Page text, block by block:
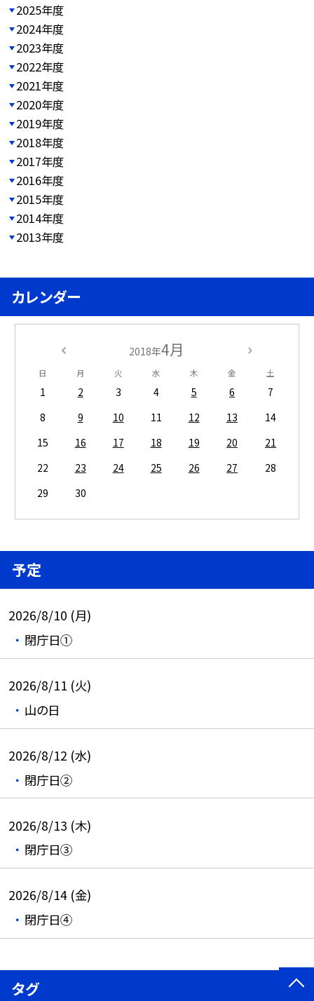
2025年度
2024年度
2023年度
2022年度
2021年度
2020年度
2019年度
2018年度
2017年度
2016年度
2015年度
2014年度
2013年度
カレンダー
2018年4月
日 月 火 水 木 金 土
1 2 3 4 5 6
7
8
9 10 11 12 13
14
15
16 17 18 19 20
21
22
23 24 25 26 27
28
29
30
予定
2026/8/10 (月)
閉庁日①
2026/8/11 (火)
山の日
2026/8/12 (水)
閉庁日②
2026/8/13 (木)
閉庁日③
2026/8/14 (金)
閉庁日④
タグ